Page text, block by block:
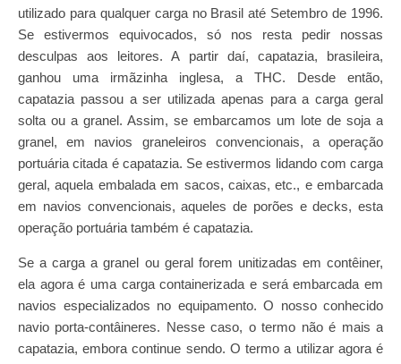
utilizado para qualquer carga no Brasil até Setembro de 1996.
Se estivermos equivocados, só nos resta pedir nossas
desculpas aos leitores. A partir daí, capatazia, brasileira,
ganhou uma irmãzinha inglesa, a THC. Desde então,
capatazia passou a ser utilizada apenas para a carga geral
solta ou a granel. Assim, se embarcamos um lote de soja a
granel, em navios graneleiros convencionais, a operação
portuária citada é capatazia. Se estivermos lidando com carga
geral, aquela embalada em sacos, caixas, etc., e embarcada
em navios convencionais, aqueles de porões e decks, esta
operação portuária também é capatazia.
Se a carga a granel ou geral forem unitizadas em contêiner,
ela agora é uma carga containerizada e será embarcada em
navios especializados no equipamento. O nosso conhecido
navio porta-contâineres. Nesse caso, o termo não é mais a
capatazia, embora continue sendo. O termo a utilizar agora é